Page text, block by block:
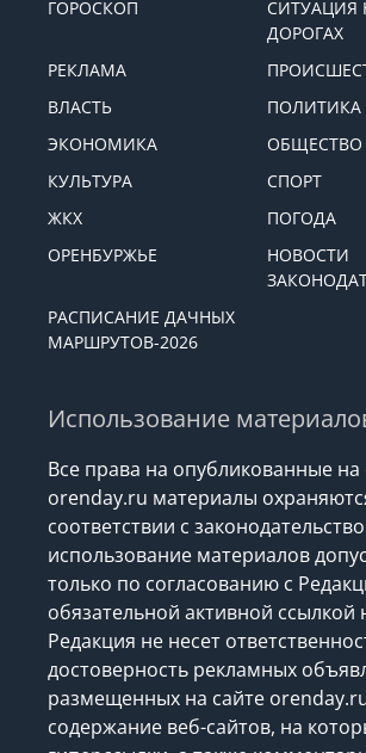
ЭКСКЛЮЗИВЫ
ВАЖНОЕ
ДОРОГАХ
РЕКЛАМА
ВЛАСТЬ
ПОЛИТИКА
ЭКОНОМИКА
ОБЩЕСТВО
КУЛЬТУРА
СПОРТ
ЖКХ
ПОГОДА
Использование
Все права на опубликованные на
orenday.ru материалы
соответствии с
использование материалов
только по согласованию с
обязательной активной ссылкой
Редакция не несет
достоверность рекламных
размещенных на сайте